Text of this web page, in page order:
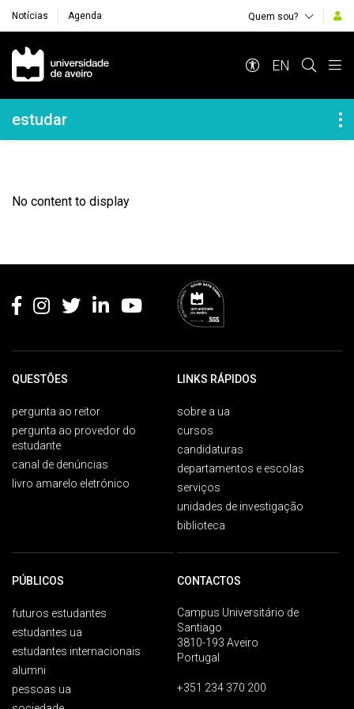
Notícias Agenda Quem sou?
Navegação Principal
EN
Navegação Lateral
estudar
No content to display
QUESTÕES
pergunta ao reitor
pergunta ao provedor do
estudante
canal de denúncias
livro amarelo eletrónico
LINKS RÁPIDOS
sobre a ua
cursos
candidaturas
departamentos e escolas
serviços
unidades de investigação
biblioteca
PÚBLICOS
futuros estudantes
estudantes ua
estudantes internacionais
alumni
pessoas ua
CONTACTOS
Campus Universitário de
Santiago
3810-193 Aveiro
Portugal
+351 234 370 200